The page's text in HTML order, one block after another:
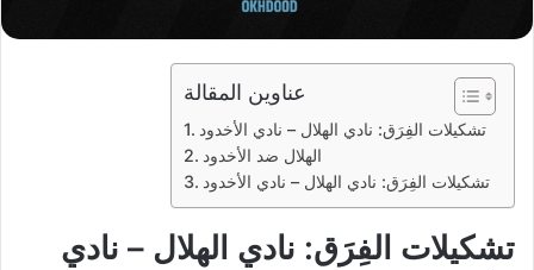
عناوين المقالة
تشكيلات الفِرَق: نادي الهلال – نادي الأخدود
الهلال ضد الأخدود
تشكيلات الفِرَق: نادي الهلال – نادي الأخدود
تشكيلات الفِرَق: نادي الهلال – نادي